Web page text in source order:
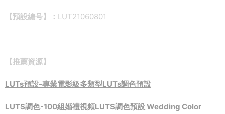
【預設編号】： LUT21060801
【推薦資源】
LUTs預設-專業電影級多類型LUTs調色預設
LUTS調色-100組婚禮視頻LUTS調色預設 Wedding Color